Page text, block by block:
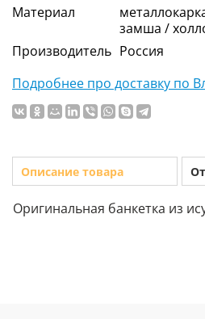
Материал
замша /
Производитель Россия
Подробнее про доставку по
Описание товара
Оригинальная банкетка из